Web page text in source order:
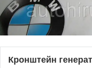
Кронштейн